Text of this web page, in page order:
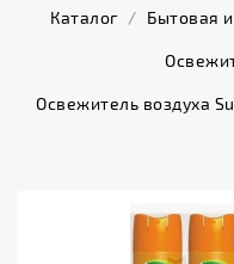
Каталог / Бытовая
Освежитель воздуха